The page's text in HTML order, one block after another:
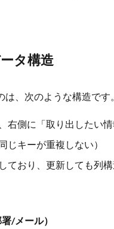
タ構造
、次のような構造です。
右側に「取り出したい
じキーが重複しない）
ており、更新しても列
/メール）